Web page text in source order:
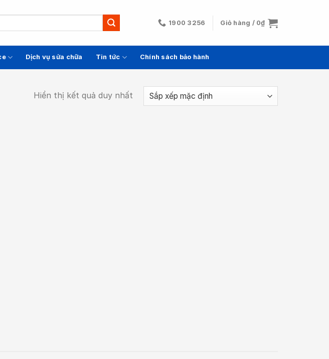
1900 3256 Giỏ hàng / 0₫
Dịch vụ sửa chữa Tin tức Chính sách bảo hành
Hiển thị kết quả duy nhất